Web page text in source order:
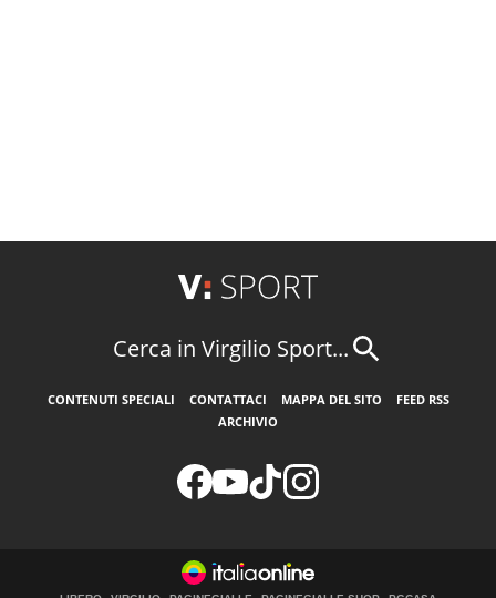
Cerca in Virgilio Sport...
CONTENUTI SPECIALI CONTATTACI MAPPA DEL SITO
FEED RSS
ARCHIVIO